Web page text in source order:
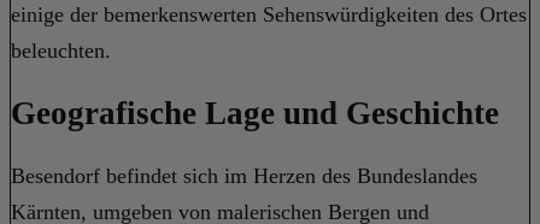
einige der bemerkenswerten Sehenswürdigkeiten des Ortes
beleuchten.
Geografische Lage und Geschichte
Besendorf befindet sich im Herzen des Bundeslandes
Kärnten, umgeben von malerischen Bergen und